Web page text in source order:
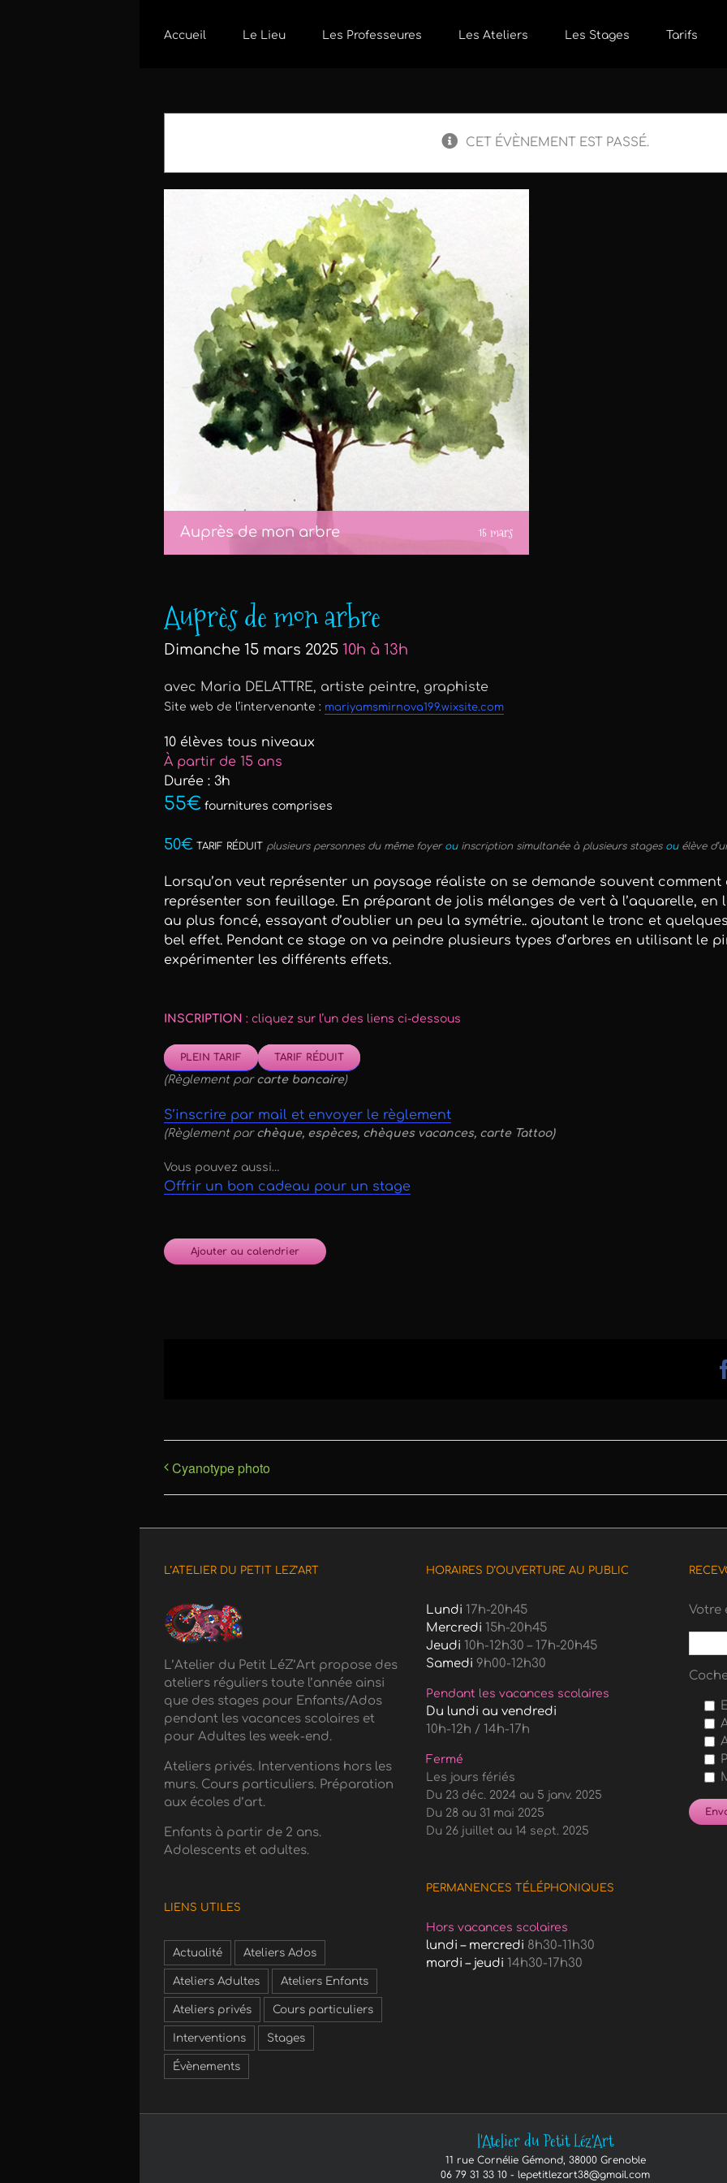
Accueil Le Lieu Les Professeures Les Ateliers Les Stages Tarifs
CET ÉVÈNEMENT EST PASSÉ.
Auprès de mon arbre 15 mars
Auprès de mon arbre
Dimanche 15 mars 2025 10h à 13h
avec Maria DELATTRE, artiste peintre, graphiste
Site web de l’intervenante : mariyamsmirnova199.wixsite.com
10 élèves tous niveaux
À partir de 15 ans
Durée : 3h
55€ fournitures comprises
50€ TARIF RÉDUIT plusieurs personnes du même foyer ouinscription simultanée à plusieurs stages ouélève
Lorsqu’on veut représenter un paysage réaliste on se demande souvent
représenter son feuillage. En préparant de jolis mélanges de vert à l’aquarelle,
au plus foncé, essayant d’oublier un peu la symétrie.. ajoutant le tronc et
bel effet. Pendant ce stage on va peindre plusieurs types d’arbres en utilisant le
expérimenter les différents effets.
INSCRIPTION : cliquez sur l’un des liens ci-dessous
PLEIN TARIF TARIF RÉDUIT
(Règlement par carte bancaire)
S’inscrire par mail et envoyer le règlement
(Règlement par chèque, espèces, chèques vacances, carte Tattoo)
Vous pouvez aussi…
Offrir un bon cadeau pour un stage
Ajouter au calendrier
Cyanotype photo
L’ATELIER DU PETIT LEZ’ART
L’Atelier du Petit LéZ’Art propose des
ateliers réguliers toute l’année ainsi
que des stages pour Enfants/Ados
pendant les vacances scolaires et
pour Adultes les week-end.
Ateliers privés. Interventions hors les
murs. Cours particuliers. Préparation
aux écoles d’art.
Enfants à partir de 2 ans.
Adolescents et adultes.
LIENS UTILES
Actualité Ateliers Ados
Ateliers Adultes Ateliers Enfants
Ateliers privés Cours particuliers
Interventions Stages
Évènements
HORAIRES D’OUVERTURE AU PUBLIC
Lundi 17h-20h45
Mercredi 15h-20h45
Jeudi 10h-12h30 – 17h-20h45
Samedi 9h00-12h30
Pendant les vacances scolaires
Du lundi au vendredi
10h-12h / 14h-17h
Fermé
Les jours fériés
Du 23 déc. 2024 au 5 janv. 2025
Du 28 au 31 mai 2025
Du 26 juillet au 14 sept. 2025
PERMANENCES TÉLÉPHONIQUES
Hors vacances scolaires
lundi – mercredi 8h30-11h30
mardi – jeudi14h30-17h30
Votre
l'Atelier du Petit Léz'Art
11 rue Cornélie Gémond, 38000 Grenoble
06 79 31 33 10 - lepetitlezart38@gmail.com